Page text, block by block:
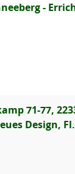
-
71-77,
Design,